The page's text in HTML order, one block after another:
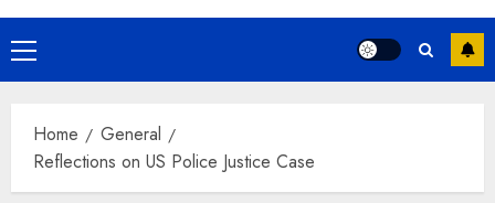
Primary
Menu
Home
General
Reflections on US Police Justice Case